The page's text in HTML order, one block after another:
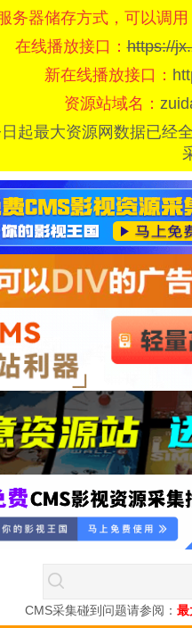
务器储存方式，可以调
在线播放接口：https://
新在线播放接口：
资源站域名：
起最大资源网数据已经
CMS采集碰到问题请参阅： 最